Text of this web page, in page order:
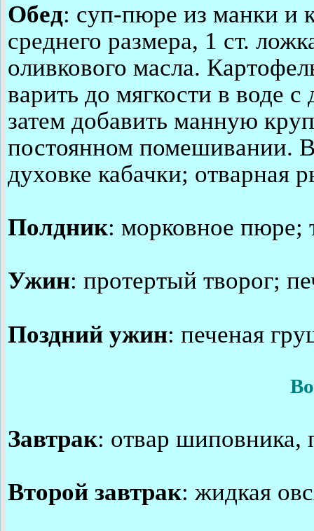
Обед: суп-пюре из манки и
среднего размера, 1 ст.
оливкового масла.
варить до мягкости в воде
затем добавить манную
постоянном помешивании.
духовке кабачки; отварная
Полдник: морковное пюре;
Ужин: протертый творог;
Поздний ужин: печеная
Завтрак: отвар шиповника,
Второй завтрак: жидкая